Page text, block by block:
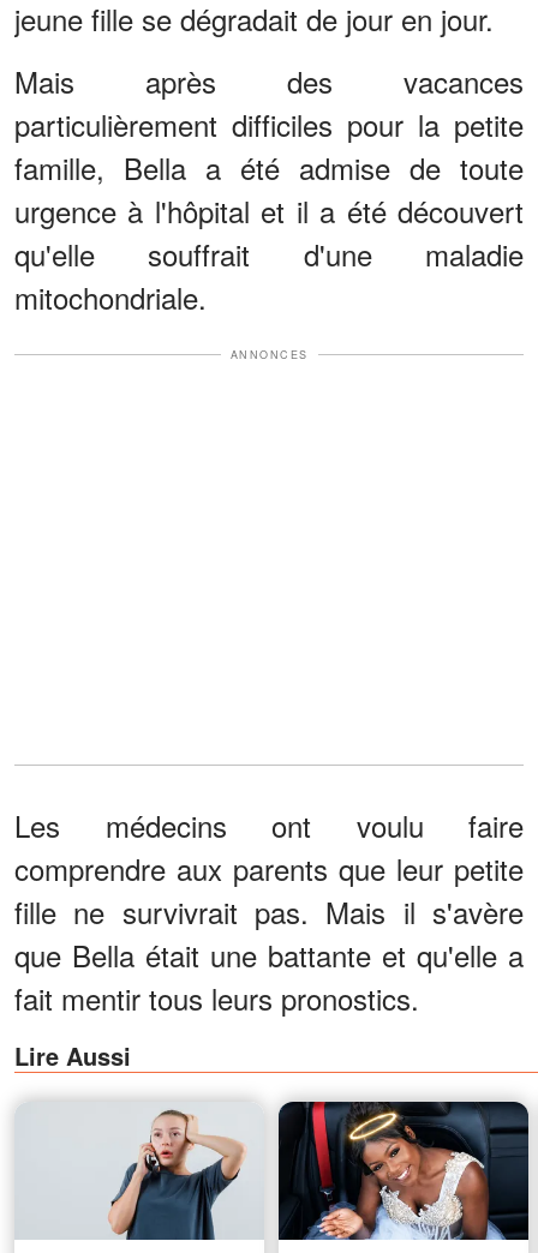
jeune fille se dégradait de jour en jour.
Mais après des vacances
particulièrement difficiles pour la petite
famille, Bella a été admise de toute
urgence à l'hôpital et il a été découvert
qu'elle souffrait d'une maladie
mitochondriale.
ANNONCES
Les médecins ont voulu faire
comprendre aux parents que leur petite
fille ne survivrait pas. Mais il s'avère
que Bella était une battante et qu'elle a
fait mentir tous leurs pronostics.
Lire Aussi